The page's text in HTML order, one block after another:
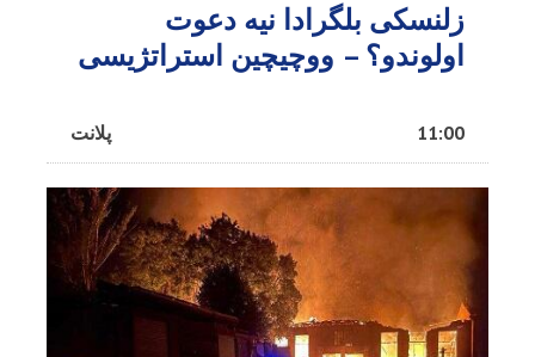
زلنسکی بلگرادا نیه دعوت
اولوندو؟ – ووچیچین استراتژیسی
پلانت 11:00